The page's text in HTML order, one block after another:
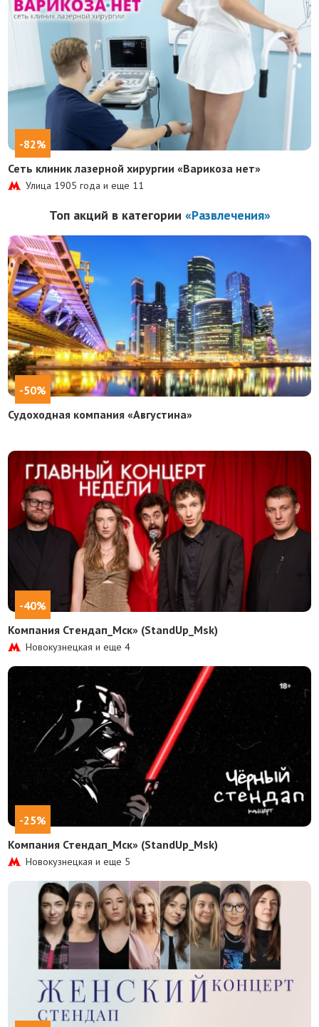
-82%
Сеть клиник лазерной хирургии «Варикоза нет»
Улица 1905 года и еще 11
Топ акций в категории «Развлечения»
-50%
Судоходная компания «Августина»
-40%
Компания Стендап_Мск» (StandUp_Msk)
Новокузнецкая и еще4
-25%
Компания Стендап_Мск» (StandUp_Msk)
Новокузнецкая и еще 5